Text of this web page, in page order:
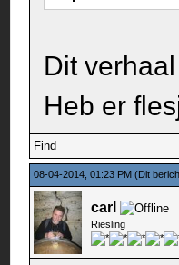
Dit
Heb er
Find
08-04-2014, 01:23 PM(Dit
carl
Riesling